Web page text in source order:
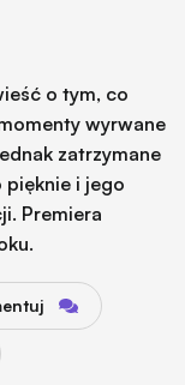
o tym, co
wyrwane
zatrzymane
i jego
Premiera